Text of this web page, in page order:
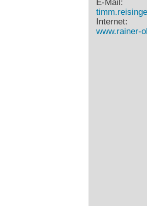
E-Mail:
Internet:
www.rainer-